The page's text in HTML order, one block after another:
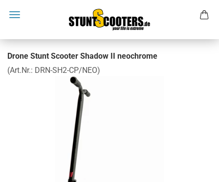
Drone Stunt Scooter Shadow II neochrome
(Art.Nr.: DRN-SH2-CP/NEO)